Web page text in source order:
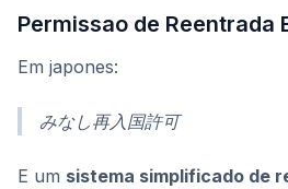
Permissao de Reentrada
Em japones:
みなし再入国許可
E um sistema simplificado de